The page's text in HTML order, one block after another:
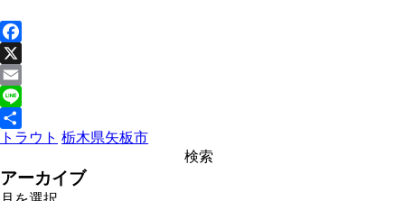
Facebook
X
Email
Line
共
トラウト 栃木県矢板市
アーカイブ